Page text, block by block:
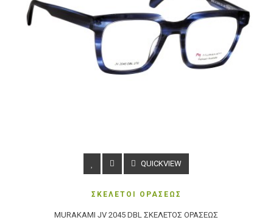
QUICKVIEW
ΣΚΕΛΕΤΟΙ ΟΡΑΣΕΩΣ
MURAKAMI JV 2045 DBL ΣΚΕΛΕΤΌΣ ΟΡΆΣΕΩΣ